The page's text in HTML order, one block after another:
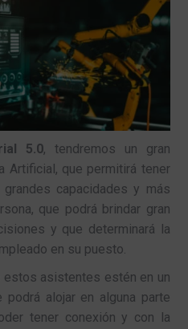
5.0, tendremos un gran
Artificial, que permitirá tener
capacidades y más
que podrá brindar gran
y que determinará la
en su puesto.
estos asistentes estén en un
alojar en alguna parte
tener conexión y con la